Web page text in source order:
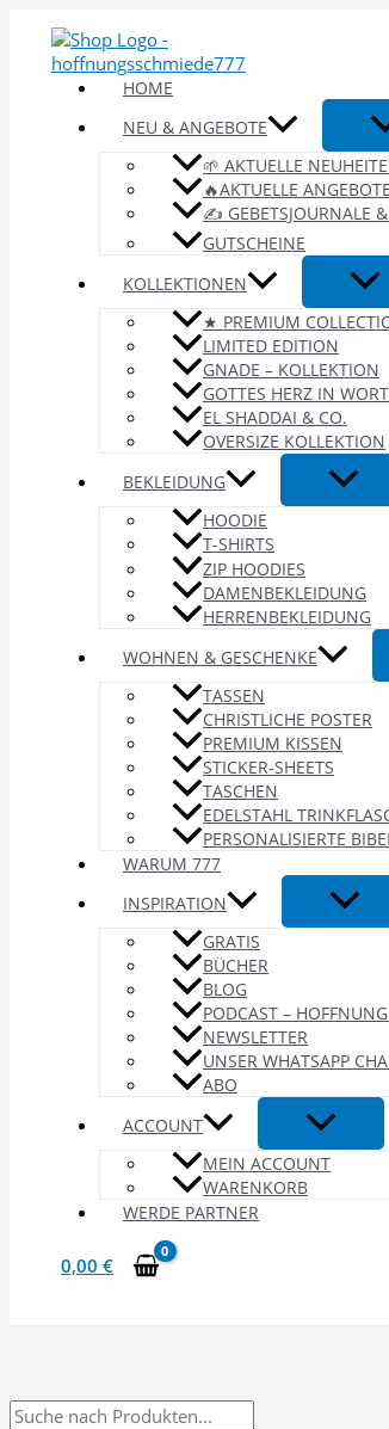
Inhalt
springen
HOME
NEU & ANGEBOTE
🌱 AKTUELLE
🔥AKTUELLE
✍️ GEBETSJOURNALE
GUTSCHEINE
KOLLEKTIONEN
★ PREMIUM
LIMITED EDITION
GNADE – KOLLEKTION
GOTTES HERZ IN
EL SHADDAI & CO.
OVERSIZE KOLLEKTION
BEKLEIDUNG
HOODIE
T-SHIRTS
ZIP HOODIES
DAMENBEKLEIDUNG
HERRENBEKLEIDUNG
WOHNEN & GESCHENKE
TASSEN
CHRISTLICHE POSTER
PREMIUM KISSEN
STICKER-SHEETS
TASCHEN
EDELSTAHL
PERSONALISIERTE
WARUM 777
INSPIRATION
GRATIS
BÜCHER
BLOG
PODCAST –
NEWSLETTER
UNSER WHATSAPP
ABO
ACCOUNT
MEIN ACCOUNT
WARENKORB
WERDE PARTNER
0,00 €
P